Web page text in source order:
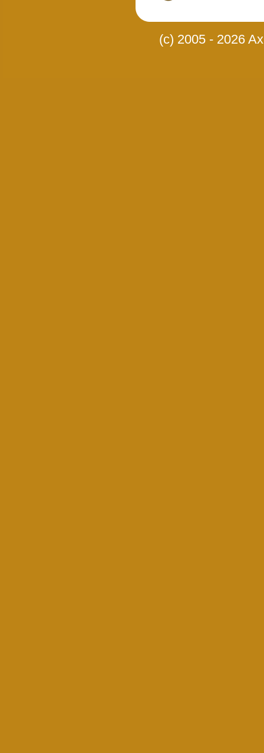
(c) 2005 - 2026